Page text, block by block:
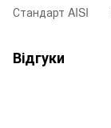
Стандарт AISI
Відгуки